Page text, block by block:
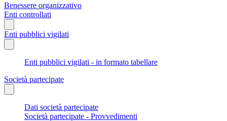
Benessere organizzativo
Enti controllati
Enti pubblici vigilati
Enti pubblici vigilati - in formato tabellare
Società partecipate
Dati società partecipate
Società partecipate - Provvedimenti